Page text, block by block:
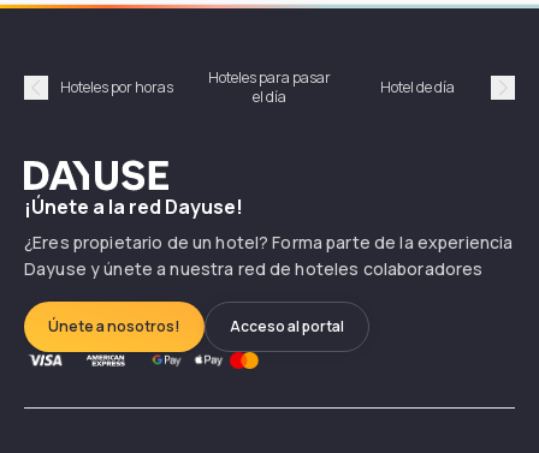
Précédent
Hoteles por horas
Hoteles para pasar
el día
Hotel de día
Dayuse
¡Únete a la red Dayuse!
¿Eres propietario de un hotel? Forma parte de la experiencia
Dayuse y únete a nuestra red de hoteles colaboradores
Únete a nosotros! Acceso al portal